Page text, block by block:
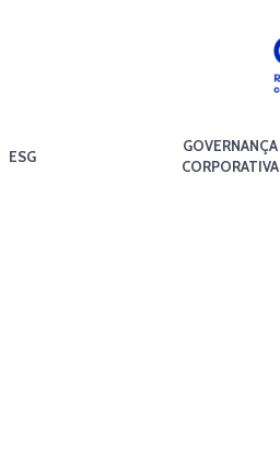
ESG
GOVERNANÇA
CORPORATIVA